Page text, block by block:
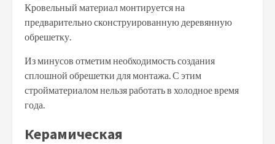
Кровельный материал монтируется на
предварительно сконструированную деревянную
обрешетку.
Из минусов отметим необходимость создания
сплошной обрешетки для монтажа. С этим
стройматериалом нельзя работать в холодное время
года.
Керамическая